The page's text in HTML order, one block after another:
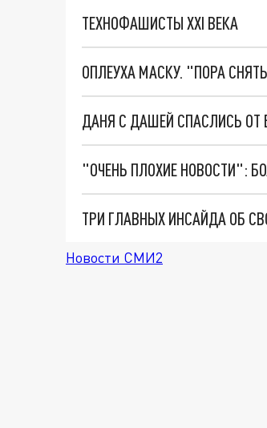
ТЕХНОФАШИСТЫ XXI ВЕКА
ОПЛЕУХА МАСКУ. "ПОРА
ДАНЯ С ДАШЕЙ СПАСЛИСЬ
Новости СМИ2